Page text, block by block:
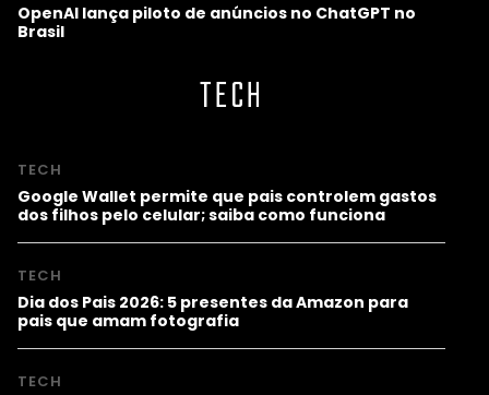
OpenAI lança piloto de anúncios no ChatGPT no
Brasil
TECH
TECH
Google Wallet permite que pais controlem gastos
dos filhos pelo celular; saiba como funciona
TECH
Dia dos Pais 2026: 5 presentes da Amazon para
pais que amam fotografia
TECH